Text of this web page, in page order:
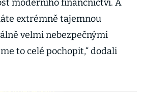
moderního finančnictví. A
extrémně tajemnou
velmi nebezpečnými
to celé pochopit,“ dodali